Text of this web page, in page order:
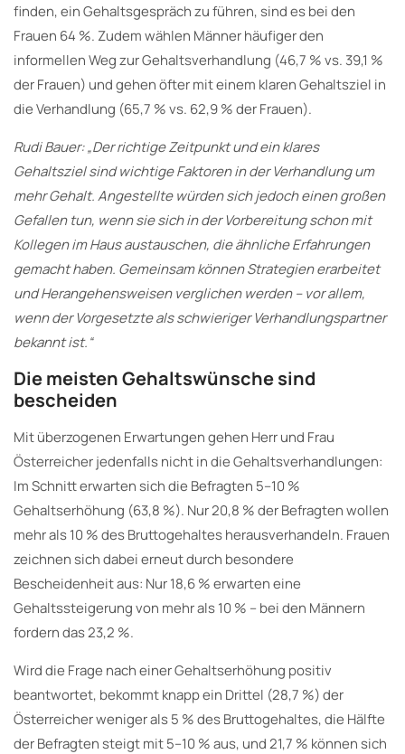
finden, ein Gehaltsgespräch zu führen, sind es bei den
Frauen 64 %. Zudem wählen Männer häufiger den
informellen Weg zur Gehaltsverhandlung (46,7 % vs. 39,1 %
der Frauen) und gehen öfter mit einem klaren Gehaltsziel in
die Verhandlung (65,7 % vs. 62,9 % der Frauen).
Rudi Bauer: „Der richtige Zeitpunkt und ein klares
Gehaltsziel sind wichtige Faktoren in der Verhandlung um
mehr Gehalt. Angestellte würden sich jedoch einen großen
Gefallen tun, wenn sie sich in der Vorbereitung schon mit
Kollegen im Haus austauschen, die ähnliche Erfahrungen
gemacht haben. Gemeinsam können Strategien erarbeitet
und Herangehensweisen verglichen werden – vor allem,
wenn der Vorgesetzte als schwieriger Verhandlungspartner
bekannt ist.“
Die meisten Gehaltswünsche sind
bescheiden
Mit überzogenen Erwartungen gehen Herr und Frau
Österreicher jedenfalls nicht in die Gehaltsverhandlungen:
Im Schnitt erwarten sich die Befragten 5–10 %
Gehaltserhöhung (63,8 %). Nur 20,8 % der Befragten wollen
mehr als 10 % des Bruttogehaltes herausverhandeln. Frauen
zeichnen sich dabei erneut durch besondere
Bescheidenheit aus: Nur 18,6 % erwarten eine
Gehaltssteigerung von mehr als 10 % – bei den Männern
fordern das 23,2 %.
Wird die Frage nach einer Gehaltserhöhung positiv
beantwortet, bekommt knapp ein Drittel (28,7 %) der
Österreicher weniger als 5 % des Bruttogehaltes, die Hälfte
der Befragten steigt mit 5–10 % aus, und 21,7 % können sich